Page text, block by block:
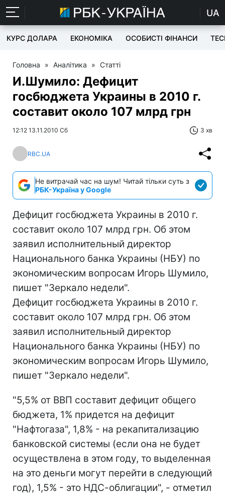
UA
КУРС ДОЛАРА ЕКОНОМІКА ОСОБИСТІ ФІНАНСИ
Головна » Аналітика » Статті
И.Шумило: Дефицит
госбюджета Украины в 2010 г.
составит около 107 млрд грн
12:12 13.11.2010 Сб 3 хв
RBC.UA
Не витрачай час на шум! Читай тільки суть з
РБК-Україна у Google
Дефицит госбюджета Украины в 2010 г.
составит около 107 млрд грн. Об этом
заявил исполнительный директор
Национального банка Украины (НБУ) по
экономическим вопросам Игорь Шумило,
пишет "Зеркало недели".
Дефицит госбюджета Украины в 2010 г.
составит около 107 млрд грн. Об этом
заявил исполнительный директор
Национального банка Украины (НБУ) по
экономическим вопросам Игорь Шумило,
пишет "Зеркало недели".
"5,5% от ВВП составит дефицит общего
бюджета, 1% придется на дефицит
"Нафтогаза", 1,8% - на рекапитализацию
банковской системы (если она не будет
осуществлена в этом году, то выделенная
на это деньги могут перейти в следующий
год), 1,5% - это НДС-облигации", - отметил